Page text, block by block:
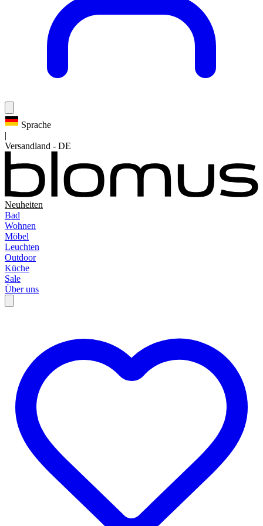
Sprache
|
Versandland - DE
Neuheiten
Bad
Wohnen
Möbel
Leuchten
Outdoor
Küche
Sale
Über uns